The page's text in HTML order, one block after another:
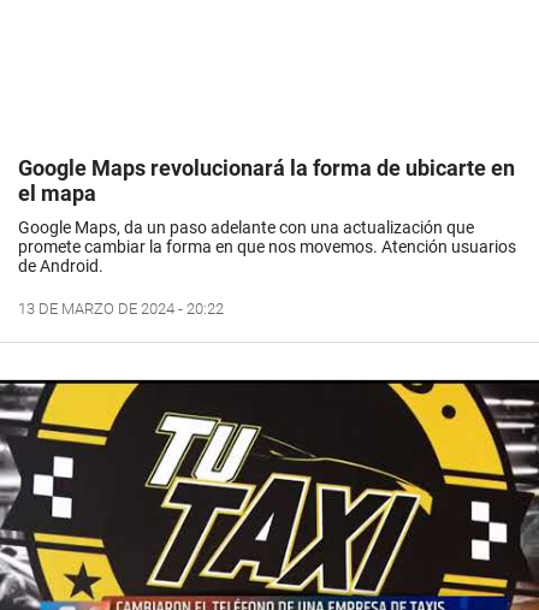
Google Maps revolucionará la forma de ubicarte en
el mapa
Google Maps, da un paso adelante con una actualización que
promete cambiar la forma en que nos movemos. Atención usuarios
de Android.
13 DE MARZO DE 2024 - 20:22